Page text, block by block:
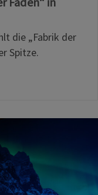
die „Fabrik der
Spitze.